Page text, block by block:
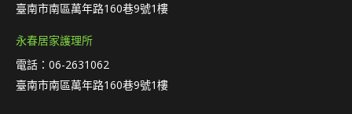
臺南市南區萬年路160巷9號1樓
永春居家護理所
電話：06-2631062
臺南市南區萬年路160巷9號1樓